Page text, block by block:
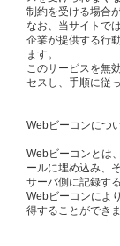
制約を受ける場合
なお、当サイトで
企業が提供する行
ます。
このサービスを無
セスし、手順に従
Webビーコンにつ
Webビーコンとは
ールに埋め込み、
サーバ側に記録す
Webビーコンによ
得することができま